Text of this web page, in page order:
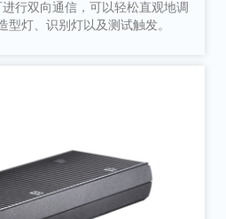
行双向通信，可以轻松直观地调
型灯、识别灯以及测试触发。